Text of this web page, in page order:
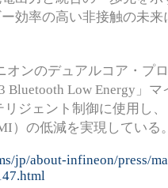
効率の高い非接触の未
ンのデュアルコア・プ
Bluetooth Low Energy」
ジェント制御に使用し
）の低減を実現している
jp/about-infineon/press/